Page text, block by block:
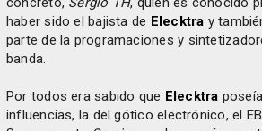
haber sido el bajista de Elecktra y
parte de la programaciones y
banda.
Por todos era sabido que Elecktra
influencias, la del gótico electrónico, el